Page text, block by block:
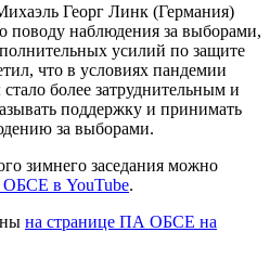
Георг Линк (Германия)
поводу наблюдения за выборами,
усилий по защите
что в условиях пандемии
более затруднительным и
поддержку и принимать
за выборами.
зимнего заседания можно
в YouTube.
на странице ПА ОБСЕ на